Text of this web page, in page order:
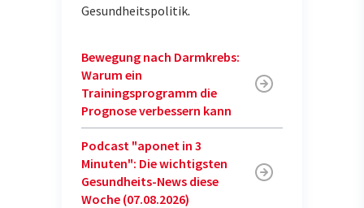
Gesundheitspolitik.
Bewegung nach Darmkrebs:
Warum ein
Trainingsprogramm die
Prognose verbessern kann
Podcast "aponet in 3
Minuten": Die wichtigsten
Gesundheits-News diese
Woche (07.08.2026)